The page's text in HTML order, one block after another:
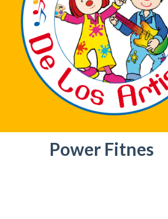
Power Fitnes